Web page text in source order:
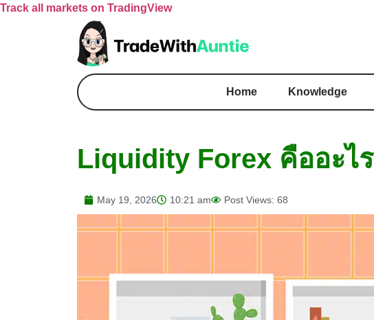
Track all markets on TradingView
Home Knowledge
Liquidity Forex คืออะไ
May 19, 2026 10:21 am Post Views: 68